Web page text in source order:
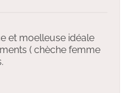
et moelleuse idéale
( chèche femme